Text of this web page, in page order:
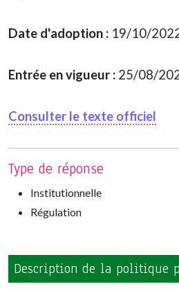
Date d'adoption : 19/10/
Entrée en vigueur : 25/08/
Consulter le texte officiel
Type de réponse
Institutionnelle
Régulation
Description de la politique